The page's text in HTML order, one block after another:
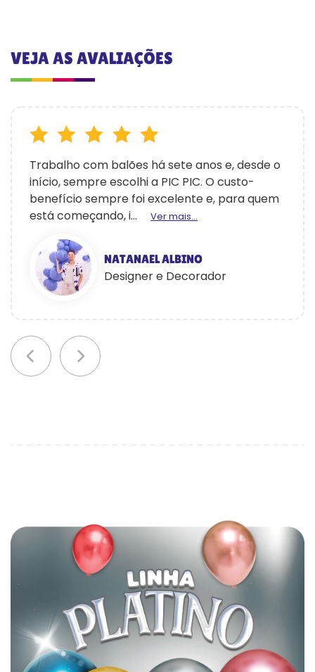
VEJA AS AVALIAÇÕES
Trabalho com balões há sete anos e, desde o
início, sempre escolhi a PIC PIC. O custo-
benefício sempre foi excelente e, para quem
está começando, i...
Ver mais...
NATANAEL ALBINO
Designer e Decorador